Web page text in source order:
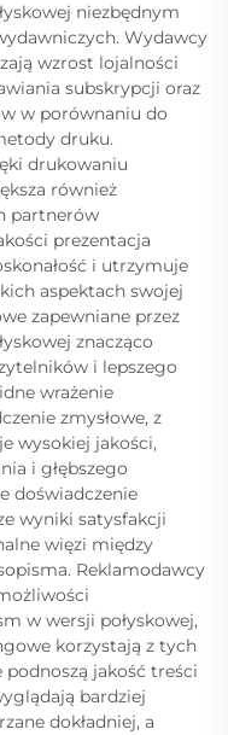
niezbędnym
Wydawcy
wzrost lojalności
subskrypcji oraz
w porównaniu do
druku.
drukowaniu
również
partnerów
prezentacja
i utrzymuje
aspektach swojej
zapewniane przez
znacząco
i lepszego
wrażenie
zmysłowe, z
wysokiej jakości,
i głębszego
doświadczenie
wyniki satysfakcji
więzi między
Reklamodawcy
w wersji połyskowej,
korzystają z tych
jakość treści
bardziej
dokładniej, a